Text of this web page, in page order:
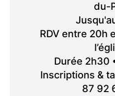
du-
RDV entre 20h
Durée 2h30
Inscriptions &
87 92